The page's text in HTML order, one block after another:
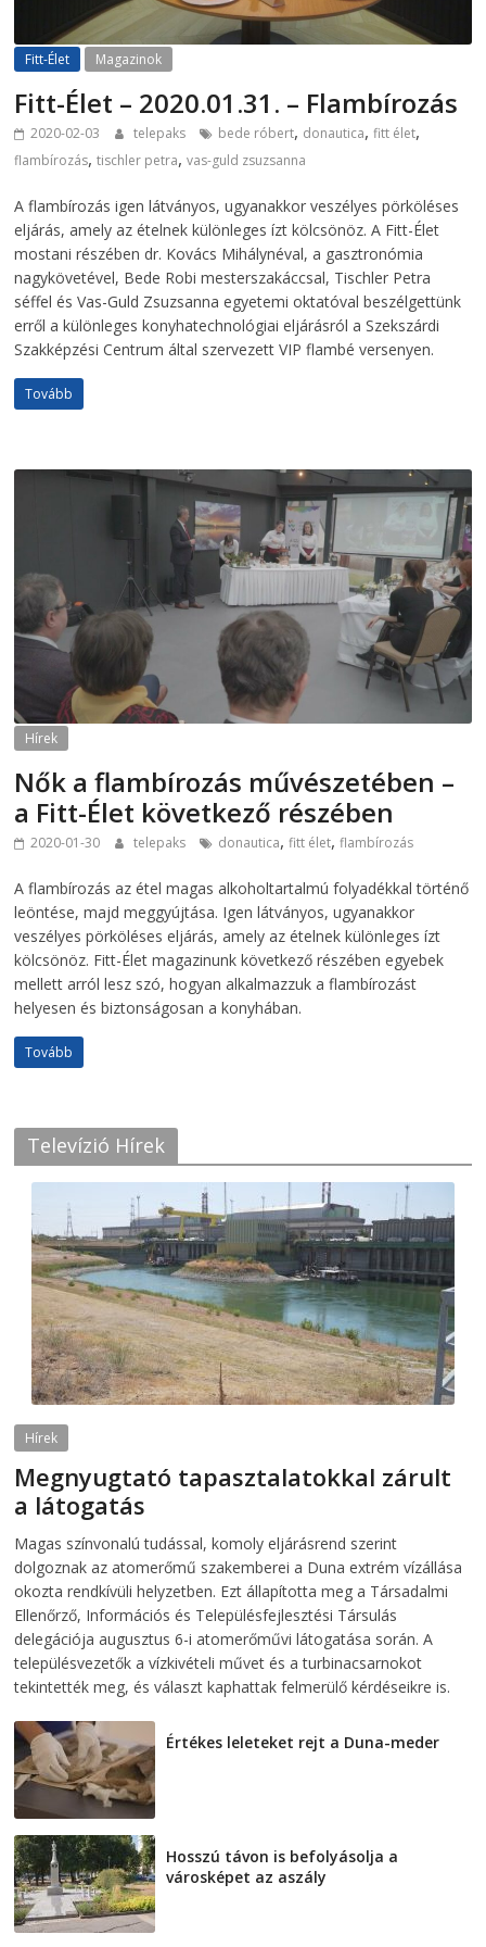
Fitt-Élet Magazinok
Fitt-Élet – 2020.01.31. – Flambírozás
2020-02-03 telepaks bede róbert, donautica,fitt élet,
flambírozás,tischler petra,vas-guld zsuzsanna
A flambírozás igen látványos, ugyanakkor veszélyes pörköléses
eljárás, amely az ételnek különleges ízt kölcsönöz. A Fitt-Élet
mostani részében dr. Kovács Mihálynéval, a gasztronómia
nagykövetével, Bede Robi mesterszakáccsal, Tischler Petra
séffel és Vas-Guld Zsuzsanna egyetemi oktatóval beszélgettünk
erről a különleges konyhatechnológiai eljárásról a Szekszárdi
Szakképzési Centrum által szervezett VIP flambé versenyen.
Tovább
Hírek
Nők a flambírozás művészetében –
a Fitt-Élet következő részében
2020-01-30 telepaks donautica,fitt élet,flambírozás
A flambírozás az étel magas alkoholtartalmú folyadékkal történő
leöntése, majd meggyújtása. Igen látványos, ugyanakkor
veszélyes pörköléses eljárás, amely az ételnek különleges ízt
kölcsönöz. Fitt-Élet magazinunk következő részében egyebek
mellett arról lesz szó, hogyan alkalmazzuk a flambírozást
helyesen és biztonságosan a konyhában.
Tovább
Televízió Hírek
Hírek
Megnyugtató tapasztalatokkal zárult
a látogatás
Magas színvonalú tudással, komoly eljárásrend szerint
dolgoznak az atomerőmű szakemberei a Duna extrém vízállása
okozta rendkívüli helyzetben. Ezt állapította meg a Társadalmi
Ellenőrző, Információs és Településfejlesztési Társulás
delegációja augusztus 6-i atomerőművi látogatása során. A
településvezetők a vízkivételi művet és a turbinacsarnokot
tekintették meg, és választ kaphattak felmerülő kérdéseikre is.
Értékes leleteket rejt a Duna-meder
Hosszú távon is befolyásolja a
városképet az aszály